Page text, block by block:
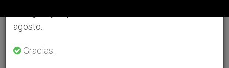
agosto.
Gracias.